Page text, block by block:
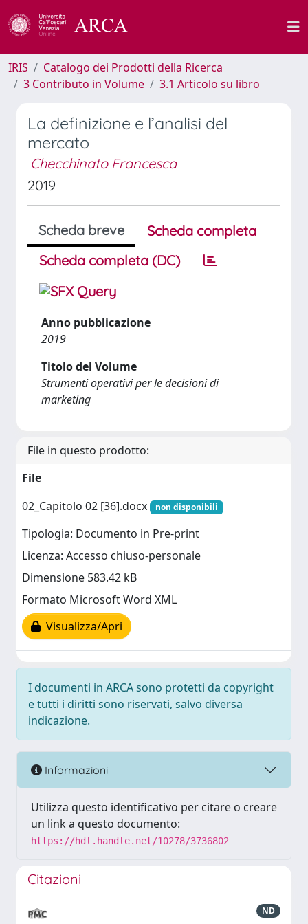
IRIS
Catalogo dei Prodotti della Ricerca
3 Contributo in Volume
3.1 Articolo su libro
La definizione e l’analisi del
mercato
Checchinato Francesca
2019
Scheda breve
Scheda completa
Scheda completa (DC)
Anno pubblicazione
2019
Titolo del Volume
Strumenti operativi per le decisioni di
marketing
File in questo prodotto:
File
02_Capitolo 02 [36].docx
non disponibili
Tipologia: Documento in Pre-print
Licenza: Accesso chiuso-personale
Dimensione 583.42 kB
Formato Microsoft Word XML
Visualizza/Apri
I documenti in ARCA sono protetti da copyright
e tutti i diritti sono riservati, salvo diversa
indicazione.
Informazioni
Utilizza questo identificativo per citare o creare
un link a questo documento:
https://hdl.handle.net/10278/3736802
Citazioni
ND